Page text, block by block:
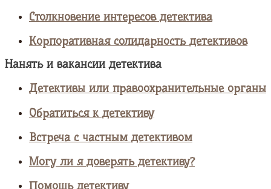
Столкновение интересов детектива
Корпоративная солидарность детективов
Нанять и вакансии детектива
Детективы или правоохранительные органы
Обратиться к детективу
Встреча с частным детективом
Могу ли я доверять детективу?
Помощь детективу